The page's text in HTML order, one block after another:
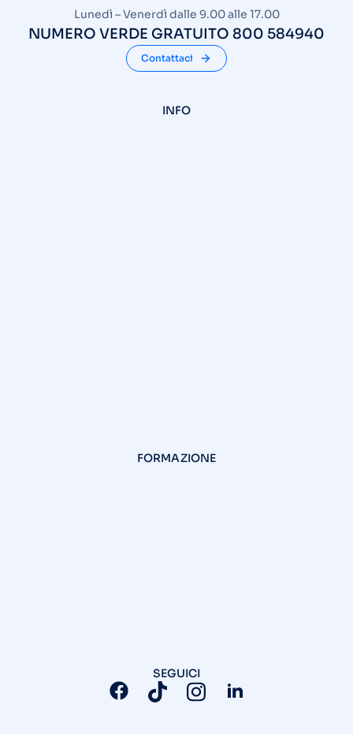
Lunedì – Venerdì dalle 9.00 alle 17.00
NUMERO VERDE GRATUITO 800 584940
Contattaci
INFO
FORMAZIONE
SEGUICI